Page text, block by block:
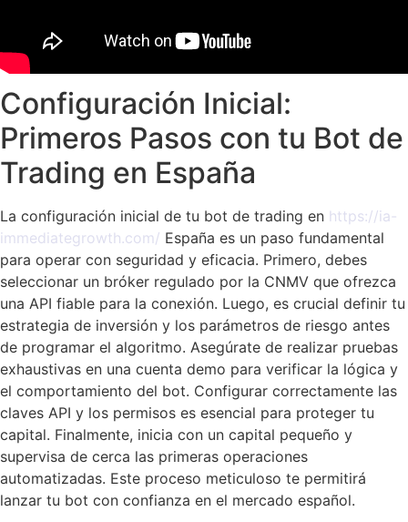
Configuración Inicial:
Primeros Pasos con tu Bot de
Trading en España
La configuración inicial de tu bot de trading en https://ia-
immediategrowth.com/ España es un paso fundamental
para operar con seguridad y eficacia. Primero, debes
seleccionar un bróker regulado por la CNMV que ofrezca
una API fiable para la conexión. Luego, es crucial definir tu
estrategia de inversión y los parámetros de riesgo antes
de programar el algoritmo. Asegúrate de realizar pruebas
exhaustivas en una cuenta demo para verificar la lógica y
el comportamiento del bot. Configurar correctamente las
claves API y los permisos es esencial para proteger tu
capital. Finalmente, inicia con un capital pequeño y
supervisa de cerca las primeras operaciones
automatizadas. Este proceso meticuloso te permitirá
lanzar tu bot con confianza en el mercado español.